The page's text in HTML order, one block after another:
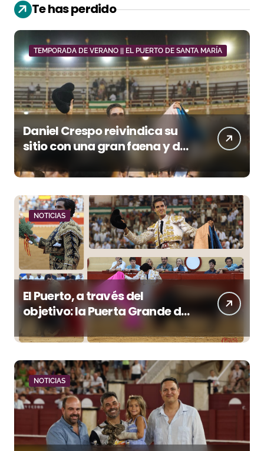
Te has perdido
TEMPORADA DE VERANO || EL PUERTO DE SANTA MARÍA
Daniel Crespo reivindica su
sitio con una gran faena y dos
orejas
NOTICIAS
El Puerto, a través del
objetivo: la Puerta Grande de
Crespo y el aroma de
Morante
NOTICIAS